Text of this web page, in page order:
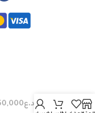
handle
د.ع